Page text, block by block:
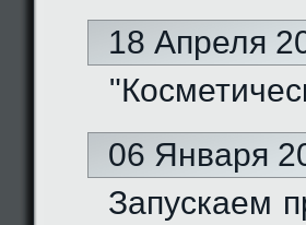
18 Апреля
06 Января
Запускаем